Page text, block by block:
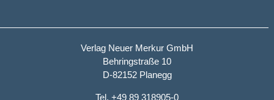
Verlag Neuer Merkur GmbH
Behringstraße 10
D-82152 Planegg
Tel. +49 89 318905-0